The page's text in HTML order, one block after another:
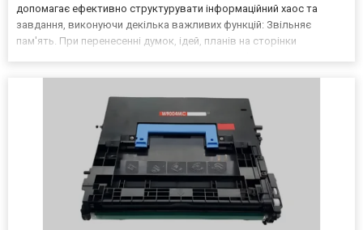
допомагає ефективно структурувати інформаційний хаос та
завдання, виконуючи декілька важливих функцій: Звільняє
пам'ять. При перенесенні думок, ідей, планів на сторінки